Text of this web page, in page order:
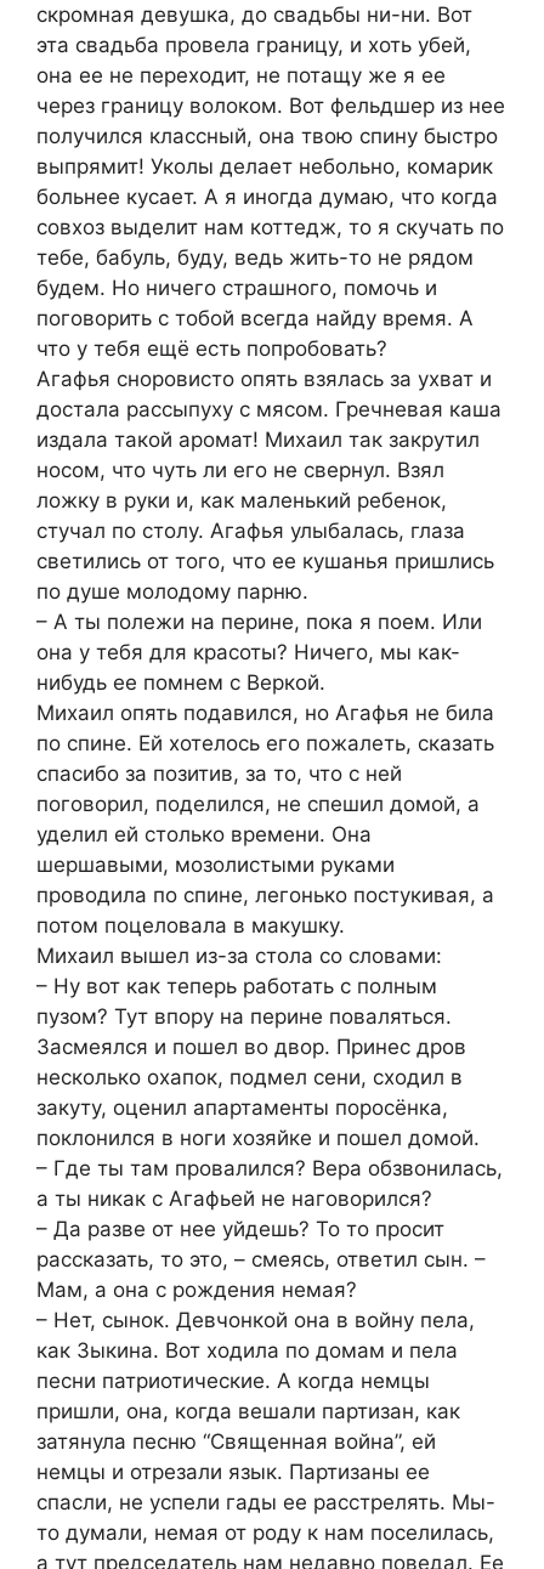
скромная девушка, до свадьбы ни-ни. Вот
эта свадьба провела границу, и хоть убей,
она ее не переходит, не потащу же я ее
через границу волоком. Вот фельдшер из нее
получился классный, она твою спину быстро
выпрямит! Уколы делает небольно, комарик
больнее кусает. А я иногда думаю, что когда
совхоз выделит нам коттедж, то я скучать по
тебе, бабуль, буду, ведь жить-то не рядом
будем. Но ничего страшного, помочь и
поговорить с тобой всегда найду время. А
что у тебя ещё есть попробовать?
Агафья сноровисто опять взялась за ухват и
достала рассыпуху с мясом. Гречневая каша
издала такой аромат! Михаил так закрутил
носом, что чуть ли его не свернул. Взял
ложку в руки и, как маленький ребенок,
стучал по столу. Агафья улыбалась, глаза
светились от того, что ее кушанья пришлись
по душе молодому парню.
– А ты полежи на перине, пока я поем. Или
она у тебя для красоты? Ничего, мы как-
нибудь ее помнем с Веркой.
Михаил опять подавился, но Агафья не била
по спине. Ей хотелось его пожалеть, сказать
спасибо за позитив, за то, что с ней
поговорил, поделился, не спешил домой, а
уделил ей столько времени. Она
шершавыми, мозолистыми руками
проводила по спине, легонько постукивая, а
потом поцеловала в макушку.
Михаил вышел из-за стола со словами:
– Ну вот как теперь работать с полным
пузом? Тут впору на перине поваляться.
Засмеялся и пошел во двор. Принес дров
несколько охапок, подмел сени, сходил в
закуту, оценил апартаменты поросёнка,
поклонился в ноги хозяйке и пошел домой.
– Где ты там провалился? Вера обзвонилась,
а ты никак с Агафьей не наговорился?
– Да разве от нее уйдешь? То то просит
рассказать, то это, – смеясь, ответил сын. –
Мам, а она с рождения немая?
– Нет, сынок. Девчонкой она в войну пела,
как Зыкина. Вот ходила по домам и пела
песни патриотические. А когда немцы
пришли, она, когда вешали партизан, как
затянула песню “Священная война”, ей
немцы и отрезали язык. Партизаны ее
спасли, не успели гады ее расстрелять. Мы-
то думали, немая от роду к нам поселилась,
а тут председатель нам недавно поведал. Ее